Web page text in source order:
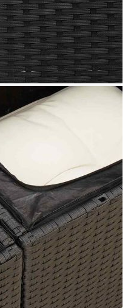
55 x 55 cм (Ш x Д)
от земята (без
от земята: 55 см
с прахово
масив с лаково
73 см (Д x Ш x В)
Плат (100%
възглавницата за
облегалката: